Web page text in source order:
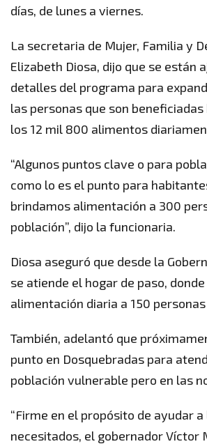
días, de lunes a viernes.
La secretaria de Mujer, Familia y
Elizabeth Diosa, dijo que se están
detalles del programa para
las personas que son
los 12 mil 800 alimentos
“Algunos puntos clave o para
como lo es el punto para
brindamos alimentación a 300
población”, dijo la funcionaria.
Diosa aseguró que desde la
se atiende el hogar de paso,
alimentación diaria a 150
También, adelantó que
punto en Dosquebradas para
población vulnerable pero en las
“Firme en el propósito de ayudar
necesitados, el gobernador Víctor